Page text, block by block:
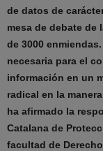
de datos de
mesa de debate de
de 3000
necesaria para el
información en un
radical en la
ha afirmado la
Catalana de
facultad de